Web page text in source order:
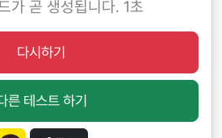
YGBVI1M8
다시하기
른 테스트 하기